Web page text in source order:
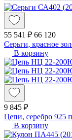
55 541 ₽ 66 120
Серьги, красное
В корзину
9 845 ₽
Цепи, серебро 925
В корзину